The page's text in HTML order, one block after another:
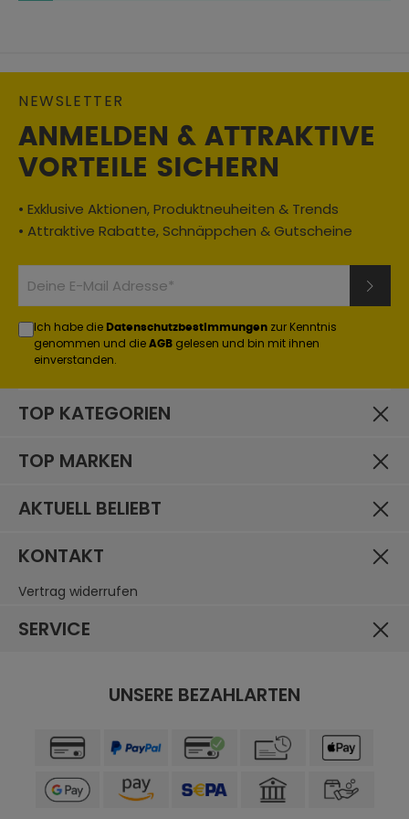
NEWSLETTER
ANMELDEN & ATTRAKTIVE
VORTEILE SICHERN
• Exklusive Aktionen, Produktneuheiten & Trends
• Attraktive Rabatte, Schnäppchen & Gutscheine
Ich habe die Datenschutzbestimmungen zur Kenntnis
genommen und die AGB gelesen und bin mit ihnen
einverstanden.
TOP KATEGORIEN
TOP MARKEN
AKTUELL BELIEBT
KONTAKT
Vertrag widerrufen
SERVICE
UNSERE BEZAHLARTEN